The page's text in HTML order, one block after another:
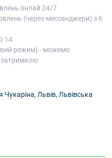
онлай 24/7
(через мессенджери) з 6
14
режим) - можемо
затримкою
Чукаріна, Львів, Львівська